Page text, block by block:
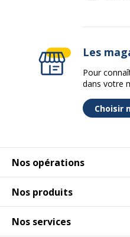
Nos opérations
Nos produits
Nos services
Les
Pour
dans votre
Choisir